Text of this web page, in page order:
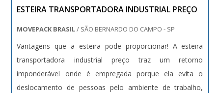
industriais. Atendimento a cargas fora do padrão –
Permite o transporte de cargas que ultrapassam as
convencionais. Redução do tempo de transporte e
logística – Com equipamentos adequados, o serviço torna
o processo mais rápido e eficiente, otimizando prazos e
ESTEIRA TRANSPORTADORA INDUSTRIAL PREÇO
MOVEPACK BRASIL/ SÃO BERNARDO DO CAMPO - SP
Vantagens que a esteira pode proporcionar! A esteira
transportadora industrial preço traz um retorno
imponderável onde é empregada porque ela evita o
deslocamento de pessoas pelo ambiente de trabalho,